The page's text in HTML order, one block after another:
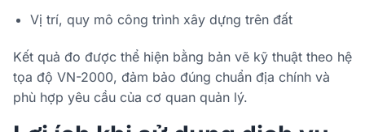
Vị trí, quy mô công trình xây dựng trên đất
Kết quả đo được thể hiện bằng bản vẽ kỹ thuật theo hệ
tọa độ VN-2000, đảm bảo đúng chuẩn địa chính và
phù hợp yêu cầu của cơ quan quản lý.